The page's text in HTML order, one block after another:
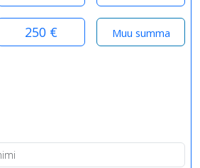
250 €